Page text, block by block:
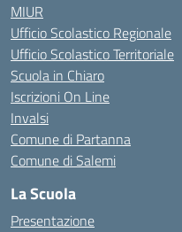
MIUR
Ufficio Scolastico Regionale
Ufficio Scolastico Territoriale
Scuola in Chiaro
Iscrizioni On Line
Invalsi
Comune di Partanna
Comune di Salemi
La Scuola
Presentazione